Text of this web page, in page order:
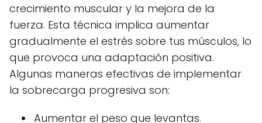
crecimiento muscular y la mejora de la
fuerza. Esta técnica implica aumentar
gradualmente el estrés sobre tus músculos, lo
que provoca una adaptación positiva.
Algunas maneras efectivas de implementar
la sobrecarga progresiva son:
Aumentar el peso que levantas.